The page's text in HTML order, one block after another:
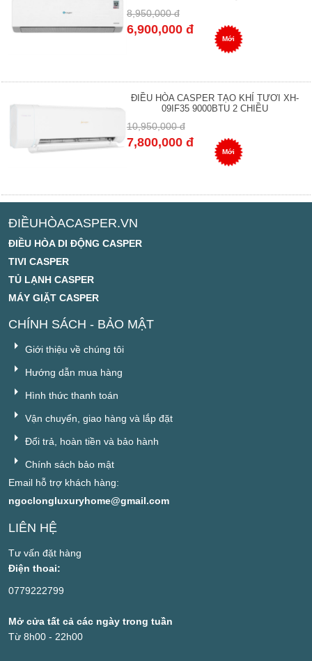
8,950,000 đ
6,900,000 đ
Mới
ĐIỀU HÒA CASPER TẠO KHÍ TƯƠI XH-
09IF35 9000BTU 2 CHIỀU
10,950,000 đ
7,800,000 đ
Mới
ĐIỀUHÒACASPER.VN
ĐIỀU HÒA DI ĐỘNG CASPER
TIVI CASPER
TỦ LẠNH CASPER
MÁY GIẶT CASPER
CHÍNH SÁCH - BẢO MẬT
Giới thiệu về chúng tôi
Hướng dẫn mua hàng
Hình thức thanh toán
Vận chuyển, giao hàng và lắp đặt
Đổi trả, hoàn tiền và bảo hành
Chính sách bảo mật
Email hỗ trợ khách hàng:
ngoclongluxuryhome@gmail.com
LIÊN HỆ
Tư vấn đặt hàng
Điện thoai:
0779222799
Mở cửa tất cả các ngày trong tuần
Từ 8h00 - 22h00